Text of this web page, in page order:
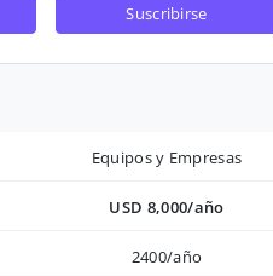
suscribirse
Equipos y Empresas
USD 8,000/año
2400/año